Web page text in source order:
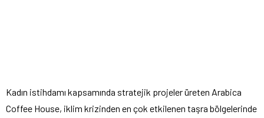
Kadın istihdamı kapsamında stratejik projeler üreten Arabica
Coffee House, iklim krizinden en çok etkilenen taşra bölgelerinde